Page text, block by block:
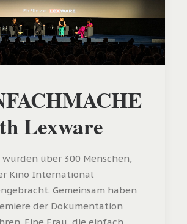
Lexware
wurden über 300 Menschen,
Kino International
Gemeinsam haben
der Dokumentation
Eine Frau, die einfach